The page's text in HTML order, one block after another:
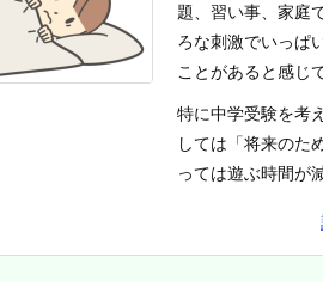
題、習い事、家庭
ろな刺激でいっぱ
ことがあると感じ
特に中学受験を考
しては「将来のた
っては遊ぶ時間が